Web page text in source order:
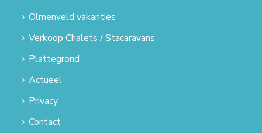
Olmenveld vakanties
Verkoop Chalets / Stacaravans
Plattegrond
Actueel
Privacy
Contact